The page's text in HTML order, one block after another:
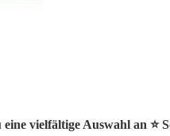
vielfältige Auswahl an ⭐️